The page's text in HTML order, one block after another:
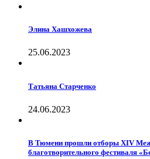
Элина Хашхожева
25.06.2023
Татьяна Старченко
24.06.2023
В Тюмени прошли отборы XIV
благотворительного фестиваля